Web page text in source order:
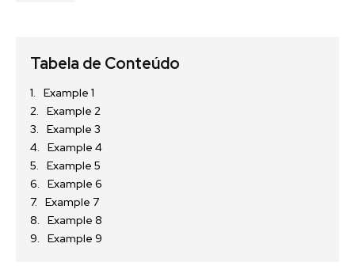
Tabela de Conteúdo
Example 1
Example 2
Example 3
Example 4
Example 5
Example 6
Example 7
Example 8
Example 9